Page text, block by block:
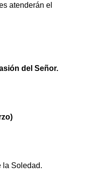
atenderán el
del Señor.
la Soledad.